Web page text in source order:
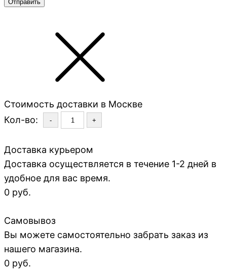
Стоимость доставки в Москве
Кол-во:
- +
Доставка курьером
Доставка осуществляется в течение 1-2 дней в
удобное для вас время.
0 руб.
Самовывоз
Вы можете самостоятельно забрать заказ из
нашего магазина.
0 руб.